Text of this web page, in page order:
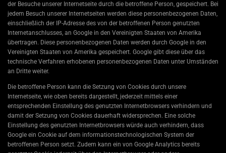
der Besuche unserer Internetseite durch die betroffene Person, gespeichert. Bei
jedem Besuch unserer Internetseiten werden diese personenbezogenen Daten,
einschließlich der IP-Adresse des von der betroffenen Person genutzten
Internetanschlusses, an Google in den Vereinigten Staaten von Amerika
übertragen. Diese personenbezogenen Daten werden durch Google in den
Vereinigten Staaten von Amerika gespeichert. Google gibt diese über das
technische Verfahren erhobenen personenbezogenen Daten unter Umständen
an Dritte weiter.
Die betroffene Person kann die Setzung von Cookies durch unsere
Internetseite, wie oben bereits dargestellt, jederzeit mittels einer
entsprechenden Einstellung des genutzten Internetbrowsers verhindern und
damit der Setzung von Cookies dauerhaft widersprechen. Eine solche
Einstellung des genutzten Internetbrowsers würde auch verhindern, dass
Google ein Cookie auf dem informationstechnologischen System der
betroffenen Person setzt. Zudem kann ein von Google Analytics bereits